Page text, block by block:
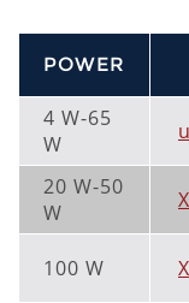
POWER
4 W-65
W
20 W-50
W
100 W